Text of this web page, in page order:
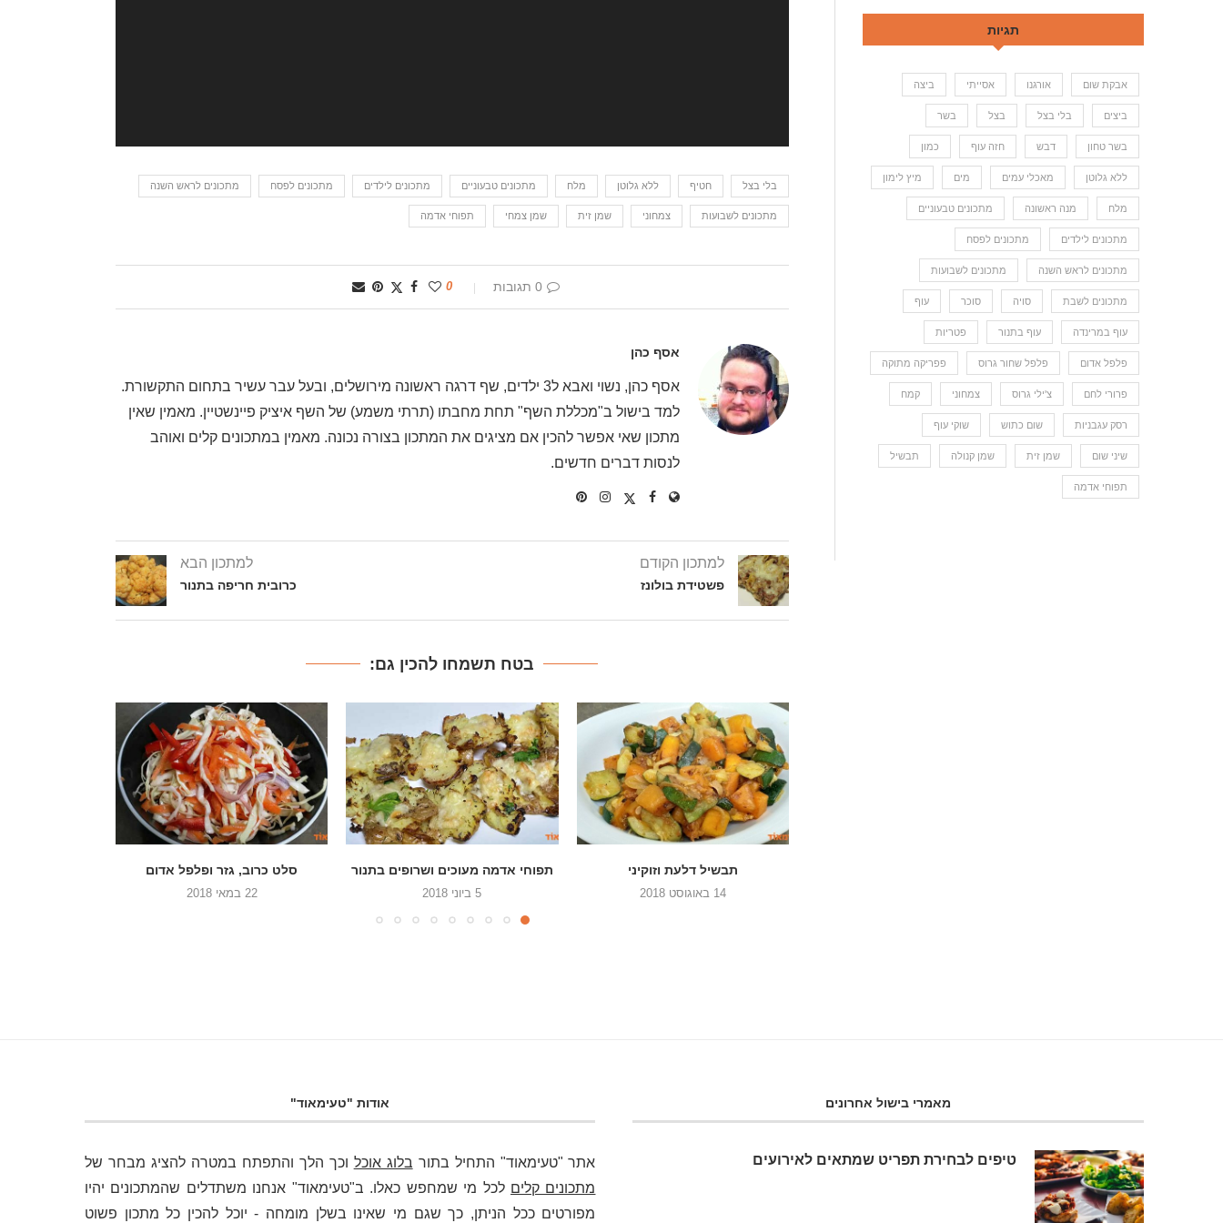
בלי בצל חטיף ללא גלוטן מלח מתכונים טבעוניים מתכונים לילדים מתכונים לפסח מתכונים לראש השנה
מתכונים לשבועות צמחוני שמן זית שמן צמחי תפוחי אדמה
0 תגובות 0
אסף כהן
אסף כהן, נשוי ואבא ל3 ילדים, שף דרגה ראשונה מירושלים, ובעל עבר עשיר בתחום התקשורת.
למד בישול ב"מכללת השף" תחת מחבתו (תרתי משמע) של השף איציק פיינשטיין. מאמין שאין
מתכון שאי אפשר להכין אם מציגים את המתכון בצורה נכונה. מאמין במתכונים קלים ואוהב
לנסות דברים חדשים.
למתכון הקודם
פשטידת בולונז
למתכון הבא
כרובית חריפה בתנור
בטח תשמחו להכין גם:
תפוחי אדמה מעוכים ושרופים בתנור
5 ביוני 2018
סלט כרוב, גזר ופלפל אדום
22 במאי 2018
סלט עגבניות שרי עם שום וכוסברה
9 במאי 2018
תגיות
אבקת שום אורגנו אסייתי ביצה
ביצים בלי בצל בצל בשר
בשר טחון דבש חזה עוף כמון
ללא גלוטן מאכלי עמים מים מיץ לימון
מלח מנה ראשונה מתכונים טבעוניים
מתכונים לילדים מתכונים לפסח
מתכונים לראש השנה מתכונים לשבועות
מתכונים לשבת סויה סוכר עוף
עוף במרינדה עוף בתנור פטריות
פלפל אדום פלפל שחור גרוס פפריקה מתוקה
פרורי לחם צ'ילי גרוס צמחוני קמח
רסק עגבניות שום כתוש שוקי עוף
שיני שום שמן זית שמן קנולה תבשיל
תפוחי אדמה
מאמרי בישול אחרונים
טיפים לבחירת תפריט שמתאים לאירועים
אודות "טעימאוד"
אתר "טעימאוד" התחיל בתור בלוג אוכל וכך הלך והתפתח במטרה להציג מבחר של
מתכונים קלים לכל מי שמחפש כאלו. ב"טעימאוד" אנחנו משתדלים שהמתכונים יהיו
מפורטים ככל הניתן, כך שגם מי שאינו בשלן מומחה - יוכל להכין כל מתכון פשוט